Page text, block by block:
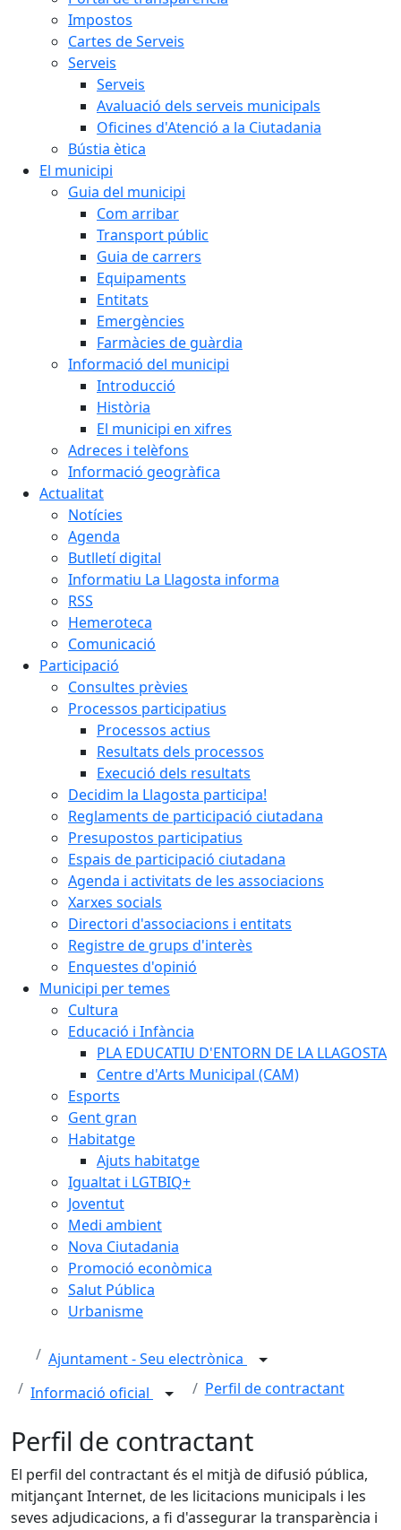
Impostos
Cartes de Serveis
Serveis
Serveis
Avaluació dels serveis municipals
Oficines d'Atenció a la Ciutadania
Bústia ètica
El municipi
Guia del municipi
Com arribar
Transport públic
Guia de carrers
Equipaments
Entitats
Emergències
Farmàcies de guàrdia
Informació del municipi
Introducció
Història
El municipi en xifres
Adreces i telèfons
Informació geogràfica
Actualitat
Notícies
Agenda
Butlletí digital
Informatiu La Llagosta informa
RSS
Hemeroteca
Comunicació
Participació
Consultes prèvies
Processos participatius
Processos actius
Resultats dels processos
Execució dels resultats
Decidim la Llagosta participa!
Reglaments de participació ciutadana
Presupostos participatius
Espais de participació ciutadana
Agenda i activitats de les associacions
Xarxes socials
Directori d'associacions i entitats
Registre de grups d'interès
Enquestes d'opinió
Municipi per temes
Cultura
Educació i Infància
PLA EDUCATIU D'ENTORN DE LA LLAGOSTA
Centre d'Arts Municipal (CAM)
Esports
Gent gran
Habitatge
Ajuts habitatge
Igualtat i LGTBIQ+
Joventut
Medi ambient
Nova Ciutadania
Promoció econòmica
Salut Pública
Urbanisme
Ajuntament - Seu electrònica
Informació oficial
Perfil de contractant
Perfil de contractant
El perfil del contractant és el mitjà de difusió pública,
mitjançant Internet, de les licitacions municipals i les
seves adjudicacions, a fi d'assegurar la transparència i